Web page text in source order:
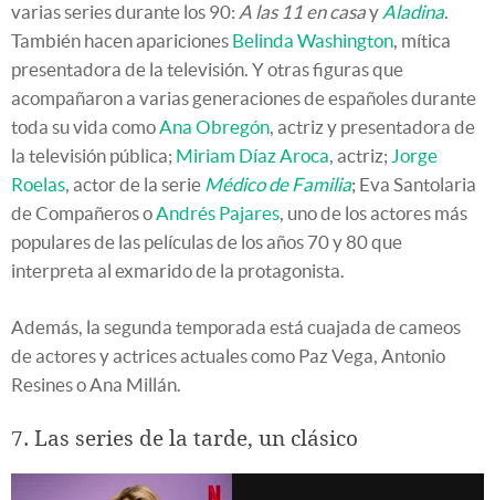
varias series durante los 90: A las 11 en casay Aladina.
También hacen apariciones Belinda Washington, mítica
presentadora de la televisión. Y otras figuras que
acompañaron a varias generaciones de españoles durante
toda su vida comoAna Obregón, actriz y presentadora de
la televisión pública; Miriam Díaz Aroca, actriz; Jorge
Roelas, actor de la serie Médico de Familia; Eva Santolaria
de Compañeros oAndrés Pajares, uno de los actores más
populares de las películas de los años 70 y 80 que
interpreta al exmarido de la protagonista.
Además, la segunda temporada está cuajada de cameos
de actores y actrices actuales como Paz Vega, Antonio
Resines o Ana Millán.
7. Las series de la tarde, un clásico